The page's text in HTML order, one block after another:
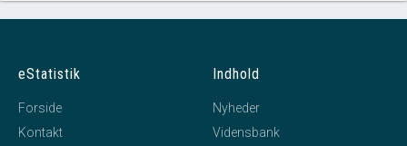
eStatistik
Forside
Kontakt
Indhold
Nyheder
Vidensbank